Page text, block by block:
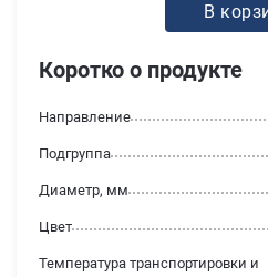
Коротко о продукте
Температура транспортировки и
Направление
Подгруппа
Диаметр, мм
Цвет
В